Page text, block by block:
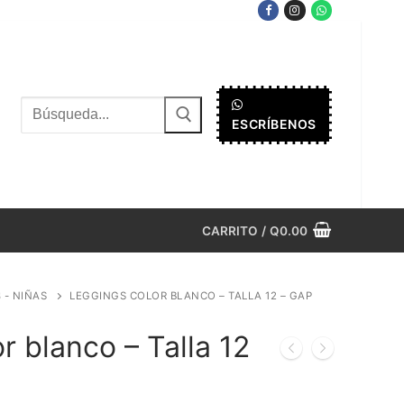
Buscar
por:
ESCRÍBENOS
CARRITO / Q0.00
- NIÑAS
LEGGINGS COLOR BLANCO – TALLA 12 – GAP
blanco – Talla 12